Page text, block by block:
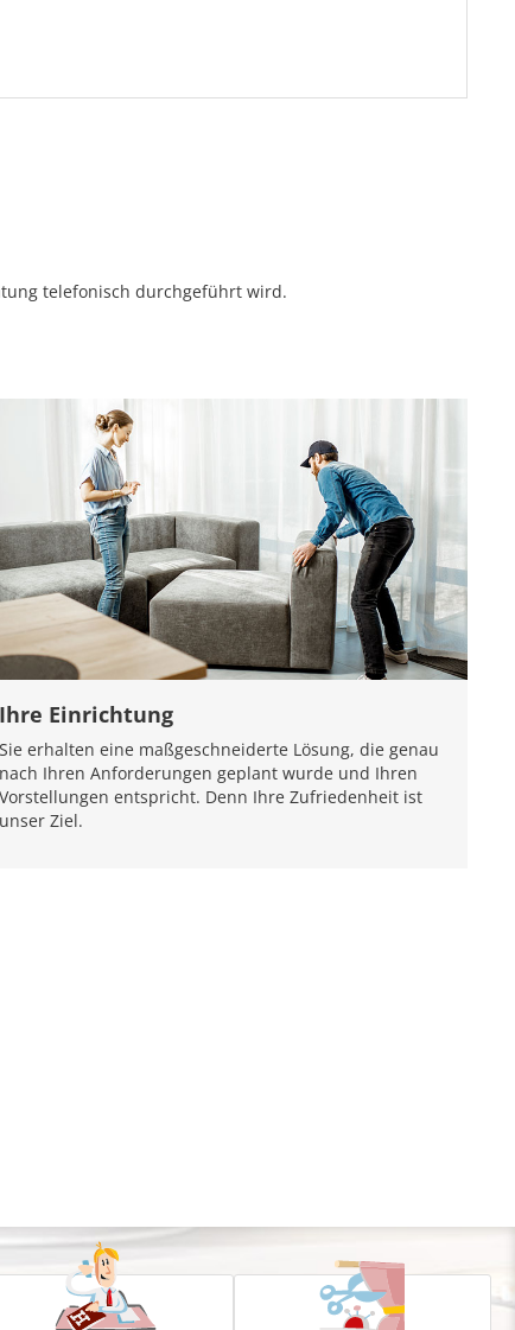
telefonisch durchgeführt wird.
Ihre Einrichtung
Sie erhalten eine maßgeschneiderte Lösung, die genau
nach Ihren Anforderungen geplant wurde und Ihren
Vorstellungen entspricht. Denn Ihre Zufriedenheit ist
unser Ziel.